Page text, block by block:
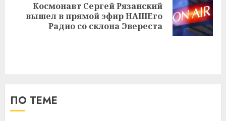
Следующая
Космонавт Сергей Рязанский
вышел в прямой эфир НАШЕго
Радио со склона Эвереста
ПО ТЕМЕ